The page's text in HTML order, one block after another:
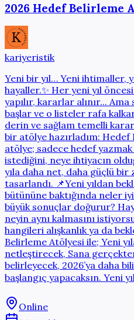
2026 Hedef Belirleme
kariyeristik
Yeni bir yıl… Yeni ihtimaller,
hayaller.✨ Her yeni yıl
yapılır, kararlar alınır... Ama
başlar ve o listeler rafa
derin ve sağlam temelli
bir atölye hazırladım: Hedef
atölye; sadece hedef
istediğini, neye ihtiyacın
yıla daha net, daha güçlü bir
tasarlandı. 📌Yeni yıldan
bütününe baktığında neler
büyük sonuçlar doğurur?
neyin aynı kalmasını
hangileri alışkanlık ya da
Belirleme Atölyesi ile; Yeni
netleştirecek, Sana
belirleyecek, 2026’ya daha
başlangıç yapacaksın. Yeni
Online